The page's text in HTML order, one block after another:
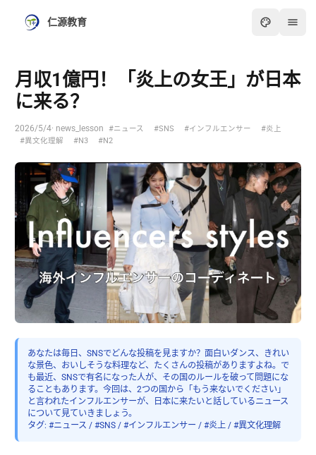
仁源教育
月収1億円！「炎上の女王」が日本
に来る？
2026/5/4· news_lesson #ニュース #SNS #インフルエンサー
#炎上
#異文化理解
#N3 #N2
あなたは毎日、SNSでどんな投稿を見ますか？面白いダンス、きれい
な景色、おいしそうな料理など、たくさんの投稿がありますよね。で
も最近、SNSで有名になった人が、その国のルールを破って問題にな
ることもあります。今回は、2つの国から「もう来ないでください」
と言われたインフルエンサーが、日本に来たいと話しているニュース
について見ていきましょう。
タグ: #ニュース / #SNS / #インフルエンサー / #炎上 / #異文化理解